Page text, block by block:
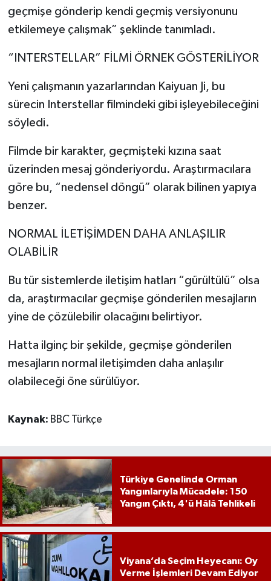
geçmişe gönderip kendi geçmiş versiyonunu
etkilemeye çalışmak” şeklinde tanımladı.
“INTERSTELLAR” FİLMİ ÖRNEK GÖSTERİLİYOR
Yeni çalışmanın yazarlarından Kaiyuan Ji, bu
sürecin Interstellar filmindeki gibi işleyebileceğini
söyledi.
Filmde bir karakter, geçmişteki kızına saat
üzerinden mesaj gönderiyordu. Araştırmacılara
göre bu, “nedensel döngü” olarak bilinen yapıya
benzer.
NORMAL İLETİŞİMDEN DAHA ANLAŞILIR
OLABİLİR
Bu tür sistemlerde iletişim hatları “gürültülü” olsa
da, araştırmacılar geçmişe gönderilen mesajların
yine de çözülebilir olacağını belirtiyor.
Hatta ilginç bir şekilde, geçmişe gönderilen
mesajların normal iletişimden daha anlaşılır
olabileceği öne sürülüyor.
Kaynak: BBC Türkçe
Türkiye Genelinde Orman
Yangınlarıyla Mücadele: 150
Yangın Çıktı, 4'ü Hâlâ Tehlikeli
Viyana’da Seçim Heyecanı: Oy
Verme İşlemleri Devam Ediyor